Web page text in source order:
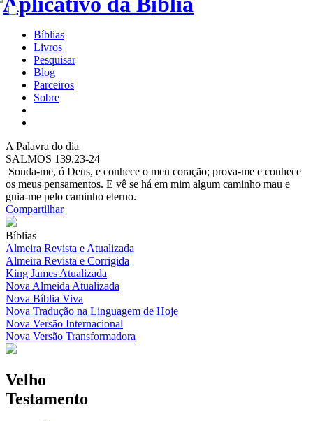
Bíblias
Livros
Pesquisar
Blog
Parceiros
Sobre
A Palavra do dia
SALMOS 139.23-24
Sonda-me, ó Deus, e conhece o meu coração; prova-me e conhece
os meus pensamentos. E vê se há em mim algum caminho mau e
guia-me pelo caminho eterno.
Compartilhar
Bíblias
Almeira Revista e Atualizada
Almeira Revista e Corrigida
King James Atualizada
Nova Almeida Atualizada
Nova Bíblia Viva
Nova Tradução na Linguagem de Hoje
Nova Versão Internacional
Nova Versão Transformadora
Velho
Testamento